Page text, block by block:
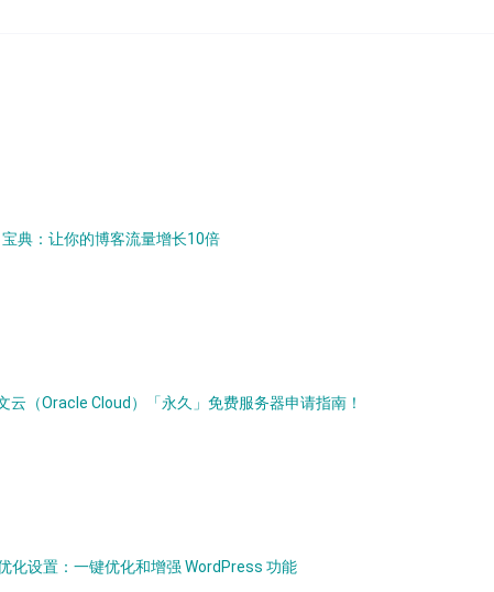
典：让你的博客流量增长10倍
云（Oracle Cloud）「永久」免费服务器申请指南！
化设置：一键优化和增强 WordPress 功能